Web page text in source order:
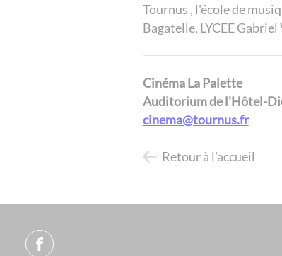
Tournus , l'école de
Bagatelle, LYCEE
Cinéma La Palette
Auditorium de l'Hôtel-
cinema@tournus.fr
Retour à l'accueil